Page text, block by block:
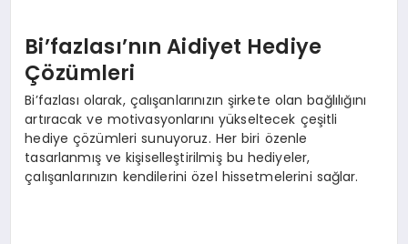
Bi’fazlası’nın Aidiyet Hediye
Çözümleri
Bi’fazlası olarak, çalışanlarınızın şirkete olan bağlılığını
artıracak ve motivasyonlarını yükseltecek çeşitli
hediye çözümleri sunuyoruz. Her biri özenle
tasarlanmış ve kişiselleştirilmiş bu hediyeler,
çalışanlarınızın kendilerini özel hissetmelerini sağlar.